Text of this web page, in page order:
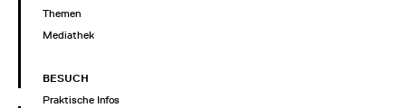
Themen
Mediathek
BESUCH
Praktische Infos